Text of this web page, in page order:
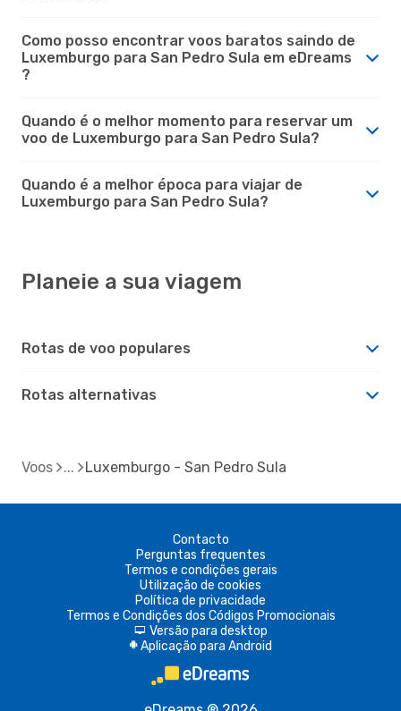
Como posso encontrar voos baratos saindo de
Luxemburgo para San Pedro Sula em eDreams
?
Quando é o melhor momento para reservar um
voo de Luxemburgo para San Pedro Sula?
Quando é a melhor época para viajar de
Luxemburgo para San Pedro Sula?
Planeie a sua viagem
Rotas de voo populares
Rotas alternativas
Voos Luxemburgo - San Pedro Sula
Contacto
Perguntas frequentes
Termos e condições gerais
Utilização de cookies
Política de privacidade
Termos e Condições dos Códigos Promocionais
d Versão para desktop
A Aplicação para Android